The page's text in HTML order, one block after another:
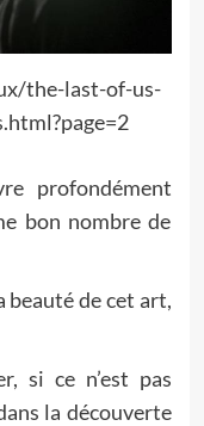
the-last-of-us-
profondément
bon nombre de
beauté de cet art,
si ce n’est pas
la découverte